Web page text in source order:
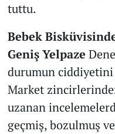
tuttu.
Bebek
Geniş Yelpaze
durumun
Market
uzanan
geçmiş, bozulmuş